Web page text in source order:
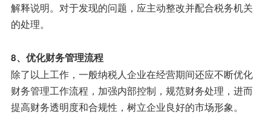
解释说明。对于发现的问题，应主动整改并配合税务机关
的处理。
8、优化财务管理流程
除了以上工作，一般纳税人企业在经营期间还应不断优化
财务管理工作流程，加强内部控制，规范财务处理，进而
提高财务透明度和合规性，树立企业良好的市场形象。